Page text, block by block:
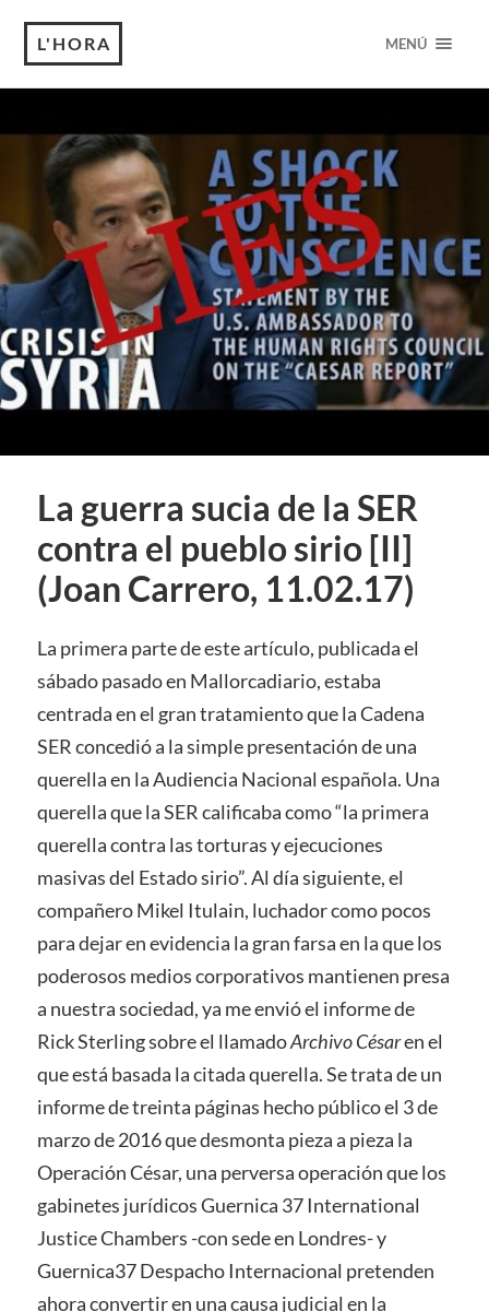
L'HORA MENÚ
La guerra sucia de la SER
contra el pueblo sirio [II]
(Joan Carrero, 11.02.17)
La primera parte de este artículo, publicada el
sábado pasado en Mallorcadiario, estaba
centrada en el gran tratamiento que la Cadena
SER concedió a la simple presentación de una
querella en la Audiencia Nacional española. Una
querella que la SER calificaba como “la primera
querella contra las torturas y ejecuciones
masivas del Estado sirio”. Al día siguiente, el
compañero Mikel Itulain, luchador como pocos
para dejar en evidencia la gran farsa en la que los
poderosos medios corporativos mantienen presa
a nuestra sociedad, ya me envió el informe de
Rick Sterling sobre el llamadoArchivo Césaren el
que está basada la citada querella. Se trata de un
informe de treinta páginas hecho público el 3 de
marzo de 2016 que desmonta pieza a pieza la
Operación César, una perversa operación que los
gabinetes jurídicos Guernica 37 International
Justice Chambers -con sede en Londres- y
Guernica37 Despacho Internacional pretenden
ahora convertir en una causa judicial en la